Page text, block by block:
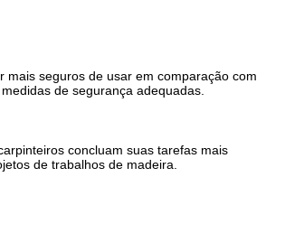
seguros de usar em comparação com
de segurança adequadas.
concluam suas tarefas mais
de trabalhos de madeira.